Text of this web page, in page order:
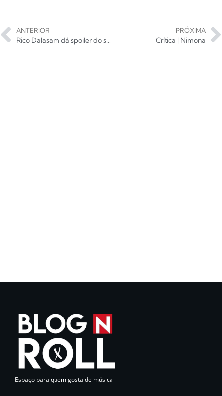
ANTERIOR
Rico Dalasam dá spoiler do seu novo disco, Escuro Brilhante, na Audio
PRÓXIMA
Crítica | Nimona
Espaço para quem gosta de música